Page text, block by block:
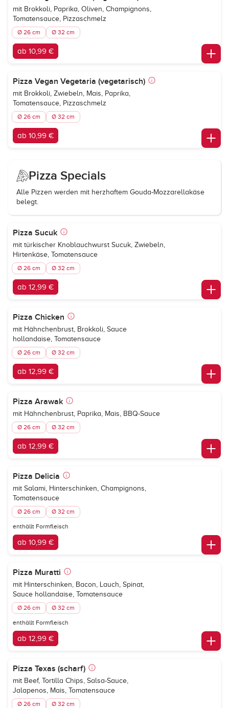
mit Brokkoli, Paprika, Oliven, Champignons,
Tomatensauce, Pizzaschmelz
Ø 26 cm Ø 32 cm
ab 10,99 €
Pizza Vegan Vegetaria (vegetarisch)
mit Brokkoli, Zwiebeln, Mais, Paprika,
Tomatensauce, Pizzaschmelz
Ø 26 cm Ø 32 cm
ab 10,99 €
Pizza Specials
Alle Pizzen werden mit herzhaftem Gouda-Mozzarellakäse
belegt.
Pizza Sucuk
mit türkischer Knoblauchwurst Sucuk, Zwiebeln,
Hirtenkäse, Tomatensauce
Ø 26 cm Ø 32 cm
ab 12,99 €
Pizza Chicken
mit Hähnchenbrust, Brokkoli, Sauce
hollandaise, Tomatensauce
Ø 26 cm Ø 32 cm
ab 12,99 €
Pizza Arawak
mit Hähnchenbrust, Paprika, Mais, BBQ-Sauce
Ø 26 cm Ø 32 cm
ab 12,99 €
Pizza Delicia
mit Salami, Hinterschinken, Champignons,
Tomatensauce
Ø 26 cm Ø 32 cm
enthällt Formfleisch
ab 10,99 €
Pizza Muratti
mit Hinterschinken, Bacon, Lauch, Spinat,
Sauce hollandaise, Tomatensauce
Ø 26 cm Ø 32 cm
enthällt Formfleisch
ab 12,99 €
Pizza Texas (scharf)
mit Beef, Tortilla Chips, Salsa-Sauce,
Jalapenos, Mais, Tomatensauce
Ø 26 cm Ø 32 cm